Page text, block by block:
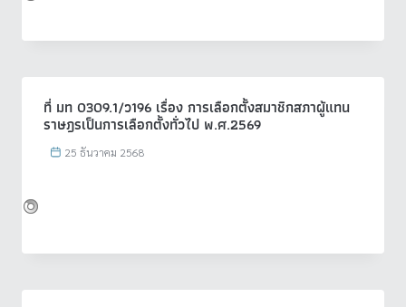
ที่ มท 0309.1/ว196 เรื่อง การเลือกตั้งสมาชิกสภาผู้แทน
ราษฎรเป็นการเลือกตั้งทั่วไป พ.ศ.2569
25 ธันวาคม 2568